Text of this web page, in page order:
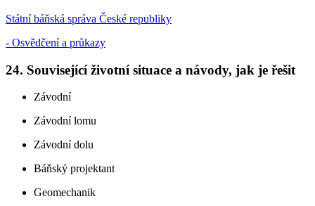
Státní báňská správa České republiky
- Osvědčení a průkazy
24. Související životní situace a návody, jak je řešit
Závodní
Závodní lomu
Závodní dolu
Báňský projektant
Geomechanik